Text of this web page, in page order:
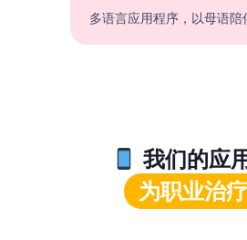
多语言应用程序，以母语陪
我们的应
为职业治